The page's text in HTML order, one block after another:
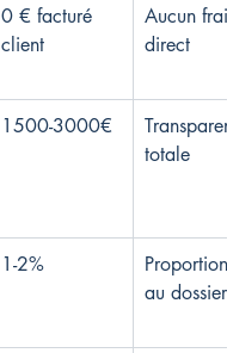
0 € facturé
client
Aucun
direct
1500-3000€
totale
1-2%
au dossier